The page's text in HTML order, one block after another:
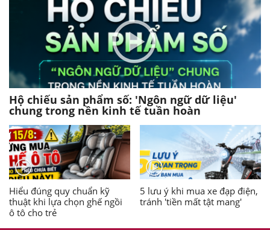
Hộ chiếu sản phẩm số: 'Ngôn ngữ dữ liệu'
chung trong nền kinh tế tuần hoàn
Hiểu đúng quy chuẩn kỹ
thuật khi lựa chọn ghế ngồi
ô tô cho trẻ
5 lưu ý khi mua xe đạp điện,
tránh 'tiền mất tật mang'